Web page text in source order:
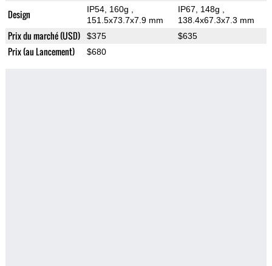
Design IP54, 160g
151.5x73.7x7.9 mm
IP67, 148g
138.4x67.3x7.3 mm
Prix du marché (USD) $375 $635
Prix (au Lancement) $680